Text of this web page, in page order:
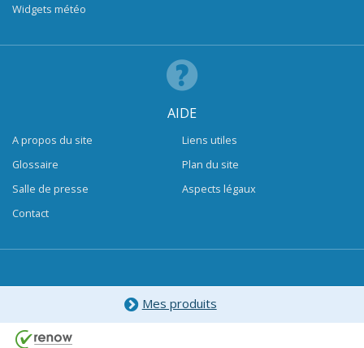
Widgets météo
AIDE
A propos du site
Glossaire
Salle de presse
Contact
Liens utiles
Plan du site
Aspects légaux
Mes produits